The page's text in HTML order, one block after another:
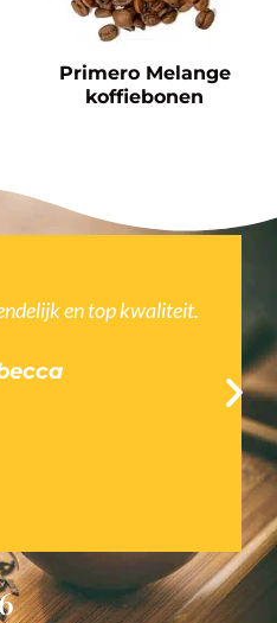
Primero Melange
koffiebonen
Al verschillende keren
door!